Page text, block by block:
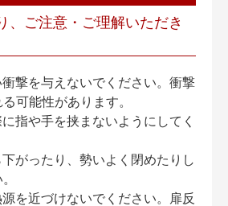
、ご注意・ご理解いただき
撃を与えないでください。衝撃
可能性があります。
指や手を挟まないようにしてく
がったり、勢いよく閉めたりし
を近づけないでください。扉反